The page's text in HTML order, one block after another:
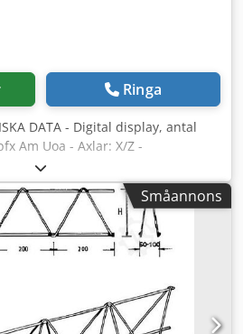
Ringa
DATA - Digital display, antal
Am Uoa - Axlar: X/Z -
360 [°] - Maskinvikt: 90 [kg] -
x 650 x 1000 [mm] - Projektor: 20
70 - Spänning: 230 [V] -
50 / 60 [Hz] -
[%]
Småannons